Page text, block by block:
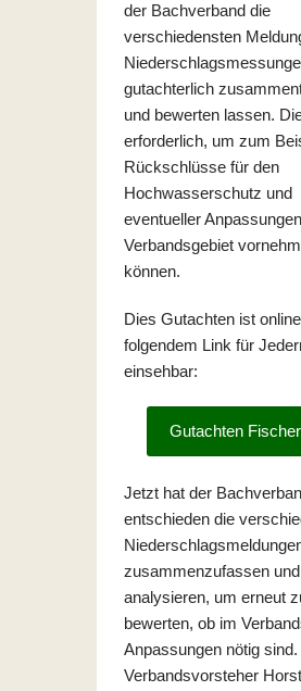
der Bachverband die
verschiedensten
gutachterlich
und bewerten lassen.
erforderlich, um zum
Rückschlüsse für den
Hochwasserschutz und
eventueller
Verbandsgebiet
können.
Dies Gutachten ist
folgendem Link für
einsehbar:
Gutachten Fischer
Jetzt hat der
entschieden die
zusammenzufassen
analysieren, um erneut
bewerten, ob im
Anpassungen nötig sind.
Verbandsvorsteher